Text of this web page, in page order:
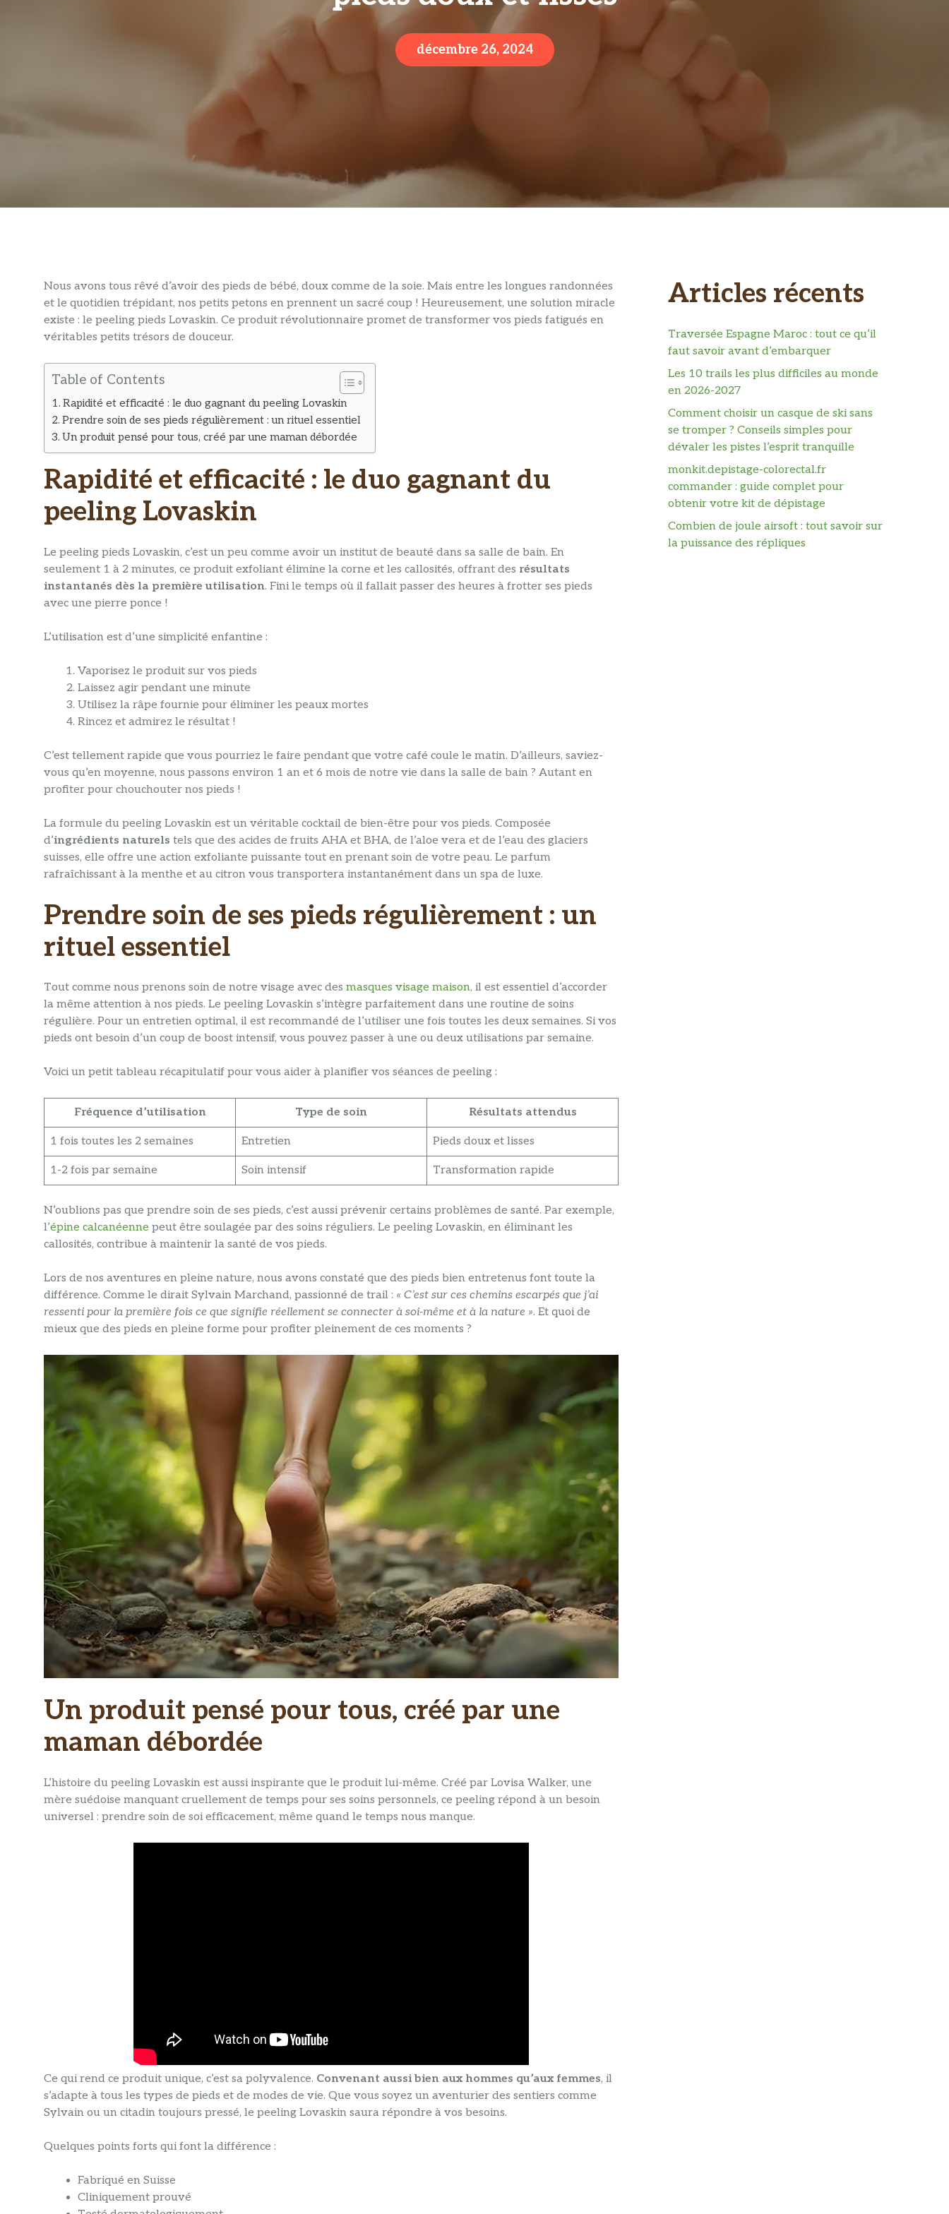
décembre 26, 2024
Nous avons tous rêvé d’avoir des pieds de bébé, doux comme de la soie. Mais entre les longues randonnées
et le quotidien trépidant, nos petits petons en prennent un sacré coup ! Heureusement, une solution miracle
existe : le peeling pieds Lovaskin. Ce produit révolutionnaire promet de transformer vos pieds fatigués en
véritables petits trésors de douceur.
Table of Contents
Rapidité et efficacité : le duo gagnant du peeling Lovaskin
Prendre soin de ses pieds régulièrement : un rituel essentiel
Un produit pensé pour tous, créé par une maman débordée
Rapidité et efficacité : le duo gagnant du
peeling Lovaskin
Le peeling pieds Lovaskin, c’est un peu comme avoir un institut de beauté dans sa salle de bain. En
seulement 1 à 2 minutes, ce produit exfoliant élimine la corne et les callosités, offrant des résultats
instantanés dès la première utilisation. Fini le temps où il fallait passer des heures à frotter ses pieds
avec une pierre ponce !
L’utilisation est d’une simplicité enfantine :
Vaporisez le produit sur vos pieds
Laissez agir pendant une minute
Utilisez la râpe fournie pour éliminer les peaux mortes
Rincez et admirez le résultat !
C’est tellement rapide que vous pourriez le faire pendant que votre café coule le matin. D’ailleurs, saviez-
vous qu’en moyenne, nous passons environ 1 an et 6 mois de notre vie dans la salle de bain ? Autant en
profiter pour chouchouter nos pieds !
La formule du peeling Lovaskin est un véritable cocktail de bien-être pour vos pieds. Composée
d’ingrédients naturels tels que des acides de fruits AHA et BHA, de l’aloe vera et de l’eau des glaciers
suisses, elle offre une action exfoliante puissante tout en prenant soin de votre peau. Le parfum
rafraîchissant à la menthe et au citron vous transportera instantanément dans un spa de luxe.
Prendre soin de ses pieds régulièrement : un
rituel essentiel
Tout comme nous prenons soin de notre visage avec des masques visage maison, il est essentiel d’accorder
la même attention à nos pieds. Le peeling Lovaskin s’intègre parfaitement dans une routine de soins
régulière. Pour un entretien optimal, il est recommandé de l’utiliser une fois toutes les deux semaines. Si vos
pieds ont besoin d’un coup de boost intensif, vous pouvez passer à une ou deux utilisations par semaine.
Voici un petit tableau récapitulatif pour vous aider à planifier vos séances de peeling :
Fréquence d’utilisation Type de soin Résultats attendus
1 fois toutes les 2 semaines Entretien Pieds doux et lisses
1-2 fois par semaine Soin intensif Transformation rapide
N’oublions pas que prendre soin de ses pieds, c’est aussi prévenir certains problèmes de santé. Par exemple,
l’épine calcanéenne peut être soulagée par des soins réguliers. Le peeling Lovaskin, en éliminant les
callosités, contribue à maintenir la santé de vos pieds.
Lors de nos aventures en pleine nature, nous avons constaté que des pieds bien entretenus font toute la
différence. Comme le dirait Sylvain Marchand, passionné de trail : « C’est sur ces chemins escarpés que j’ai
ressenti pour la première fois ce que signifie réellement se connecter à soi-même et à la nature ». Et quoi de
mieux que des pieds en pleine forme pour profiter pleinement de ces moments ?
Un produit pensé pour tous, créé par une
maman débordée
L’histoire du peeling Lovaskin est aussi inspirante que le produit lui-même. Créé par Lovisa Walker, une
mère suédoise manquant cruellement de temps pour ses soins personnels, ce peeling répond à un besoin
universel : prendre soin de soi efficacement, même quand le temps nous manque.
Ce qui rend ce produit unique, c’est sa polyvalence. Convenant aussi bien aux hommes qu’aux femmes, il
s’adapte à tous les types de pieds et de modes de vie. Que vous soyez un aventurier des sentiers comme
Sylvain ou un citadin toujours pressé, le peeling Lovaskin saura répondre à vos besoins.
Quelques points forts qui font la différence :
Fabriqué en Suisse
Cliniquement prouvé
Articles récents
Traversée Espagne Maroc : tout ce qu’il
faut savoir avant d’embarquer
Les 10 trails les plus difficiles au monde
en 2026-2027
Comment choisir un casque de ski sans
se tromper ? Conseils simples pour
dévaler les pistes l’esprit tranquille
monkit.depistage-colorectal.fr
commander : guide complet pour
obtenir votre kit de dépistage
Combien de joule airsoft : tout savoir sur
la puissance des répliques